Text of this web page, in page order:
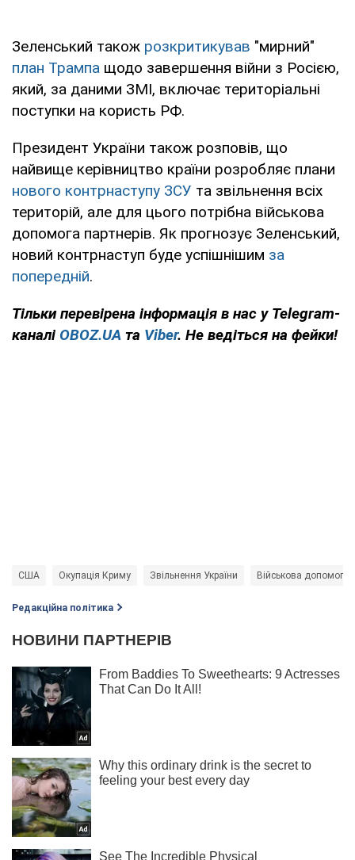
Зеленський також розкритикував "мирний"
план Трампа щодо завершення війни з Росією,
який, за даними ЗМІ, включає територіальні
поступки на користь РФ.
Президент України також розповів, що
найвище керівництво країни розробляє плани
нового контрнаступу ЗСУ та звільнення всіх
територій, але для цього потрібна військова
допомога партнерів. Як прогнозує Зеленський,
новий контрнаступ буде успішнішим за
попередній.
Тільки перевірена інформація в нас у Telegram-
каналі OBOZ.UA та Viber. Не ведіться на фейки!
США Окупація Криму Звільнення України Військова допомога
Редакційна політика